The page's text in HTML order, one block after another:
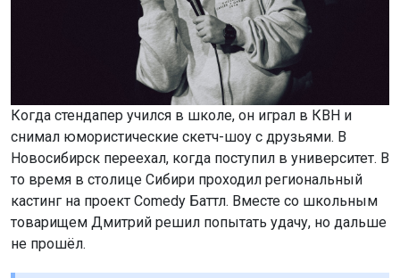
Когда стендапер учился в школе, он играл в КВН и
снимал юмористические скетч-шоу с друзьями. В
Новосибирск переехал, когда поступил в университет. В
то время в столице Сибири проходил региональный
кастинг на проект Comedy Баттл. Вместе со школьным
товарищем Дмитрий решил попытать удачу, но дальше
не прошёл.